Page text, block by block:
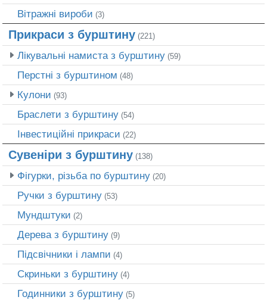
Вітражні вироби (3)
Прикраси з бурштину (221)
Лікувальні намиста з бурштину (59)
Перстні з бурштином (48)
Кулони (93)
Браслети з бурштину (54)
Інвестиційні прикраси (22)
Сувеніри з бурштину (138)
Фігурки, різьба по бурштину (20)
Ручки з бурштину (53)
Мундштуки (2)
Дерева з бурштину (9)
Підсвічники і лампи (4)
Скриньки з бурштину (4)
Годинники з бурштину (5)